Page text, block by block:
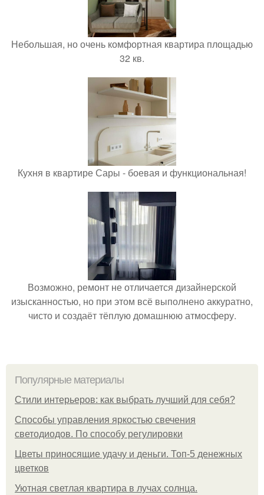
Небольшая, но очень комфортная квартира площадью
32 кв.
Кухня в квартире Сары - боевая и функциональная!
Возможно, ремонт не отличается дизайнерской
изысканностью, но при этом всё выполнено аккуратно,
чисто и создаёт тёплую домашнюю атмосферу.
Популярные материалы
Стили интерьеров: как выбрать лучший для себя?
Способы управления яркостью свечения
светодиодов. По способу регулировки
Цветы приносящие удачу и деньги. Топ-5 денежных
цветков
Уютная светлая квартира в лучах солнца.